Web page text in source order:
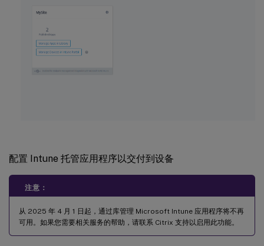
配置 Intune 托管应用程序以交付到设备
注意：
从 2025 年 4 月 1 日起，通过库管理 Microsoft Intune 应用程序将不再
可用。如果您需要相关服务的帮助，请联系 Citrix 支持以启用此功能。